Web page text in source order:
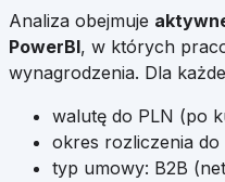
Analiza obejmuje
PowerBI, w których
wynagrodzenia. Dla
walutę do PLN (po
okres rozliczenia do
typ umowy: B2B